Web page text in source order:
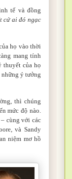
tế và đồng
cứ ai đó ngạc
họ vào thời
mang tính
thuyết của họ
những ý tưởng
thì chúng
mức độ nào.
cùng với các
và Sandy
niệm mơ hồ